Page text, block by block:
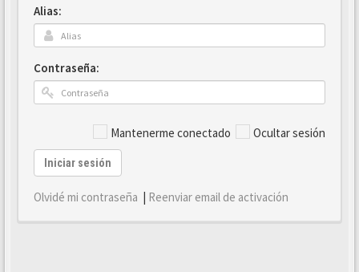
Alias:
Contraseña:
Mantenerme conectado Ocultar sesión
Iniciar sesión
Olvidé mi contraseña | Reenviar email de activación